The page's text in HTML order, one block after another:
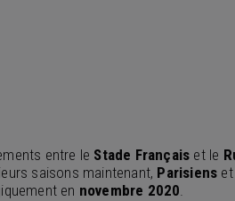
entre le Stade Français et le
saisons maintenant, Parisiens et
en novembre 2020.